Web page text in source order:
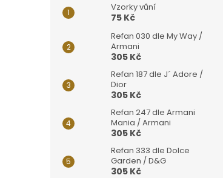
Vzorky vůní
75 Kč
Refan 030 dle My Way /
Armani
305 Kč
Refan 187 dle J´ Adore /
Dior
305 Kč
Refan 247 dle Armani
Mania / Armani
305 Kč
Refan 333 dle Dolce
Garden / D&G
305 Kč